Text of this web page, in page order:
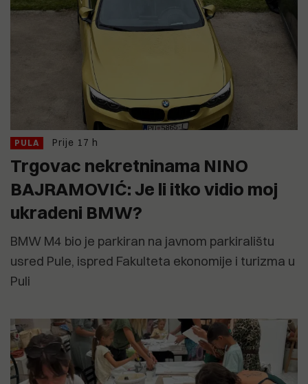
PULA Prije 17 h
Trgovac nekretninama NINO
BAJRAMOVIĆ: Je li itko vidio moj
ukradeni BMW?
BMW M4 bio je parkiran na javnom parkiralištu
usred Pule, ispred Fakulteta ekonomije i turizma u
Puli